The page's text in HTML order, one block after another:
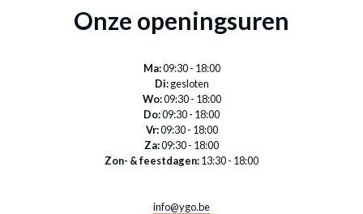
Onze openingsuren
Ma:09:30 - 18:00
Di:gesloten
Wo:09:30 - 18:00
Do:09:30 - 18:00
Vr:09:30 - 18:00
Za:09:30 - 18:00
Zon- & feestdagen:13:30 - 18:00
info@ygo.be